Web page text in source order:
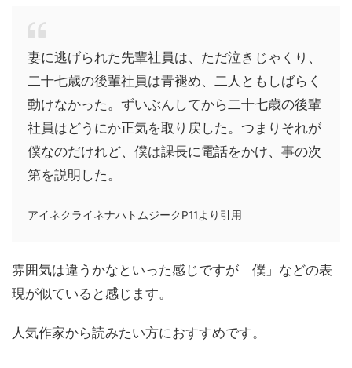
妻に逃げられた先輩社員は、ただ泣きじゃくり、
二十七歳の後輩社員は青褪め、二人ともしばらく
動けなかった。ずいぶんしてから二十七歳の後輩
社員はどうにか正気を取り戻した。つまりそれが
僕なのだけれど、僕は課長に電話をかけ、事の次
第を説明した。
アイネクライネナハトムジークP11より引用
雰囲気は違うかなといった感じですが「僕」などの表
現が似ていると感じます。
人気作家から読みたい方におすすめです。